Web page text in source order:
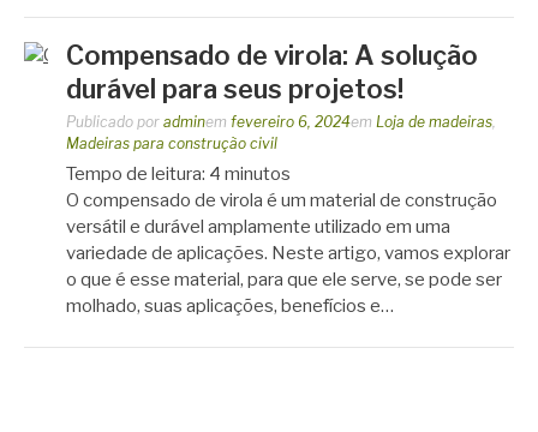
Compensado de virola: A solução
durável para seus projetos!
Publicado por adminem fevereiro 6, 2024em Loja de madeiras,
Madeiras para construção civil
Tempo de leitura: 4 minutos
O compensado de virola é um material de construção
versátil e durável amplamente utilizado em uma
variedade de aplicações. Neste artigo, vamos explorar
o que é esse material, para que ele serve, se pode ser
molhado, suas aplicações, benefícios e…